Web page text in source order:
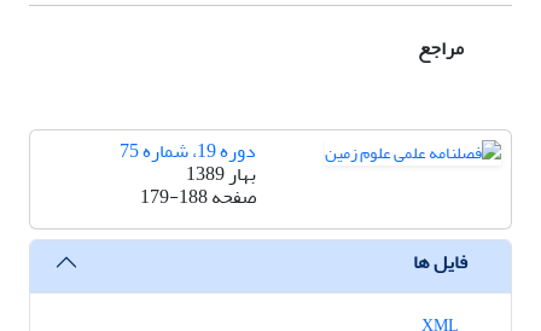
مراجع
دوره 19، شماره 75
بهار 1389
صفحه179-188
فایل ها